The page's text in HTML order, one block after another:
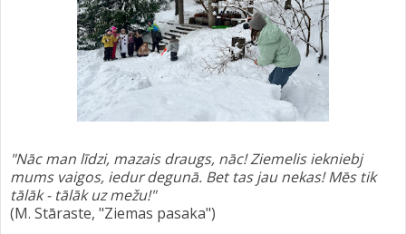
"Nāc man līdzi, mazais draugs, nāc! Ziemelis iekniebj
mums vaigos, iedur degunā. Bet tas jau nekas! Mēs tik
tālāk - tālāk uz mežu!"
(M. Stāraste, "Ziemas pasaka")